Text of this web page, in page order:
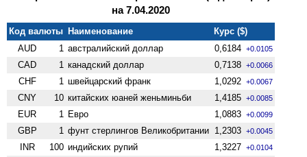
на 7.04.2020
Код валюты Наименование
Курс ($)
AUD
1 австралийский доллар 0,6184 +0.0105
CAD 1 канадский доллар 0,7138 +0.0066
CHF 1 швейцарский франк 1,0292 +0.0067
CNY 10 китайских юаней женьминьби 1,4185 +0.0085
EUR 1 Евро 1,0883 +0.0099
GBP 1 фунт стерлингов Велико­британии 1,2303 +0.0045
INR 100 индийских рупий 1,3227 +0.0104